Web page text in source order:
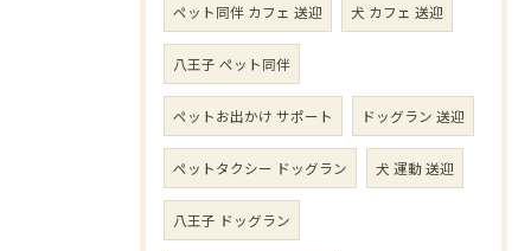
ペット同伴 カフェ 送迎 犬 カフェ 送迎
八王子 ペット同伴
ペットお出かけ サポート ドッグラン 送迎
ペットタクシー ドッグラン 犬 運動 送迎
八王子 ドッグラン